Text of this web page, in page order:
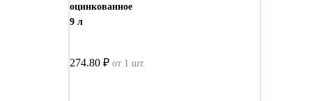
оцинкованное
9 л
274.80 ₽ от 1 шт.